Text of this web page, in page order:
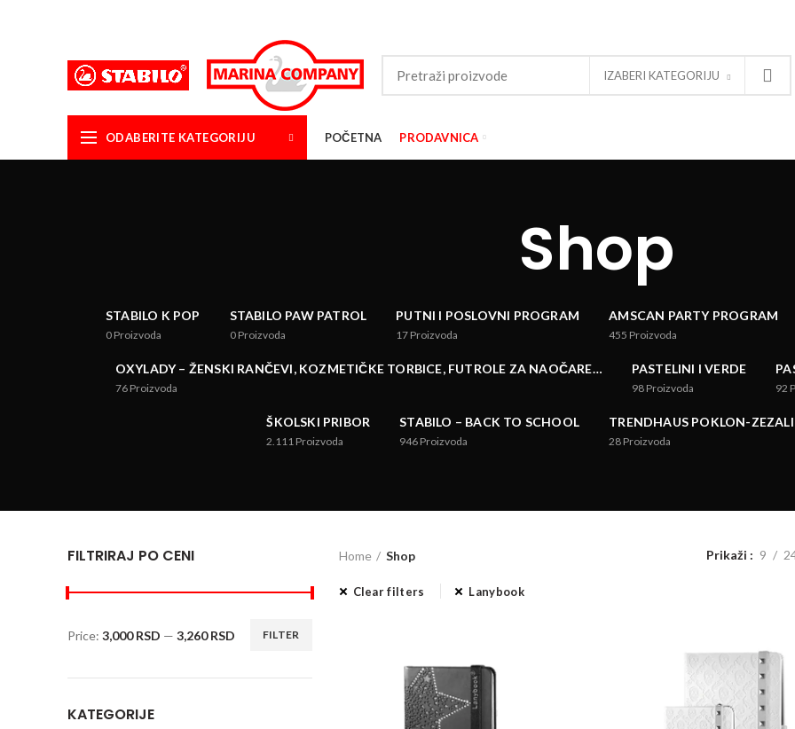
IZABERI KATEGORIJU
ODABERITE KATEGORIJU POČETNA PRODAVNICA
Shop
STABILO K POP
0 Proizvoda
STABILO PAW PATROL
0 Proizvoda
PUTNI I POSLOVNI PROGRAM
17 Proizvoda
AMSCAN PARTY PROGRAM
455 Proizvoda
OXYLADY – ŽENSKI RANČEVI, KOZMETIČKE TORBICE, FUTROLE ZA NAOČARE…
76 Proizvoda
PASTELINI I VERDE
98 Proizvoda 92
ŠKOLSKI PRIBOR
2.111 Proizvoda
STABILO – BACK TO SCHOOL
946 Proizvoda
TRENDHAUS POKLON-
28 Proizvoda
FILTRIRAJ PO CENI
FILTER
Price: 3,000 RSD — 3,260 RSD
KATEGORIJE
Home Shop Prikaži 9
Clear filters Lanybook